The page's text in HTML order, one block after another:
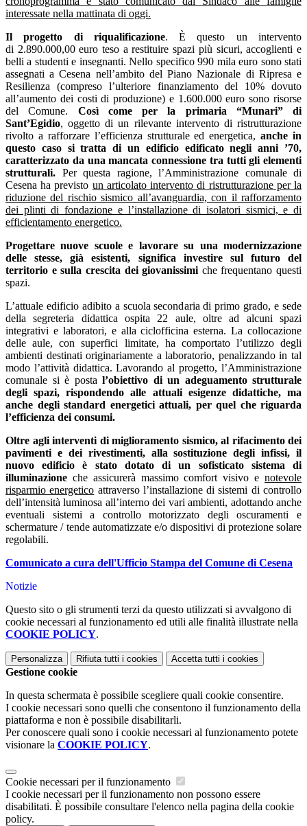
interessate nella mattinata di oggi.
Il progetto di riqualificazione. È questo un intervento
di 2.890.000,00 euro teso a restituire spazi più sicuri, accoglienti e
belli a studenti e insegnanti. Nello specifico 990 mila euro sono stati
assegnati a Cesena nell’ambito del Piano Nazionale di Ripresa e
Resilienza (compreso l’ulteriore finanziamento del 10% dovuto
all’aumento dei costi di produzione) e 1.600.000 euro sono risorse
del Comune. Così come per la primaria “Munari” di
Sant’Egidio, oggetto di un rilevante intervento di ristrutturazione
rivolto a rafforzare l’efficienza strutturale ed energetica,anche in
questo caso si tratta di un edificio edificato negli anni ’70,
caratterizzato da una mancata connessione tra tutti gli elementi
strutturali. Per questa ragione, l’Amministrazione comunale di
Cesena ha previsto un articolato interventodi ristrutturazione per la
riduzione del rischio sismico all’avanguardia, con il rafforzamento
dei plinti di fondazione e l’installazione di isolatori sismici, e di
efficientamento energetico.
Progettare nuove scuole e lavorare su una modernizzazione
delle stesse, già esistenti, significa investire sul futuro del
territorio e sulla crescita dei giovanissimi che frequentano questi
spazi.
L’attuale edificio adibito a scuola secondaria di primo grado, e sede
della segreteria didattica ospita 22 aule, oltre ad alcuni spazi
integrativi e laboratori, e alla ciclofficina esterna. La collocazione
delle aule, con superfici limitate, ha comportato l’utilizzo degli
ambienti destinati originariamente a laboratorio, penalizzando in tal
modo l’attività didattica. Lavorando al progetto, l’Amministrazione
comunale si è posta l’obiettivo di un adeguamento strutturale
degli spazi, rispondendo alle attuali esigenze didattiche, ma
anche degli standard energetici attuali, per quel che riguarda
l’efficienza dei consumi.
Oltre agli interventi di miglioramento sismico, al rifacimento dei
pavimenti e dei rivestimenti, alla sostituzione degli infissi, il
nuovo edificio è stato dotato di un sofisticato sistema di
illuminazione che assicurerà massimo comfort visivo enotevole
risparmio energetico attraverso l’installazione di sistemi di controllo
dell’intensità luminosa all’interno dei vari ambienti, adottando anche
eventuali sistemi a controllo motorizzato degli oscuramenti e
schermature / tende automatizzate e/o dispositivi di protezione solare
regolabili.
Comunicato a cura dell'Ufficio Stampa del Comune di Cesena
Notizie
Questo sito o gli strumenti terzi da questo utilizzati si avvalgono di
cookie necessari al funzionamento ed utili alle finalità illustrate nella
COOKIE POLICY.
Personalizza Rifiuta tutti i cookies Accetta tutti i cookies
Gestione cookie
In questa schermata è possibile scegliere quali cookie consentire.
I cookie necessari sono quelli che consentono il funzionamento della
piattaforma e non è possibile disabilitarli.
Per conoscere quali sono i cookie necessari al funzionamento potete
visionare la COOKIE POLICY.
Cookie necessari per il funzionamento
I cookie necessari per il funzionamento non possono essere
disabilitati. È possibile consultare l'elenco nella pagina della cookie
policy.